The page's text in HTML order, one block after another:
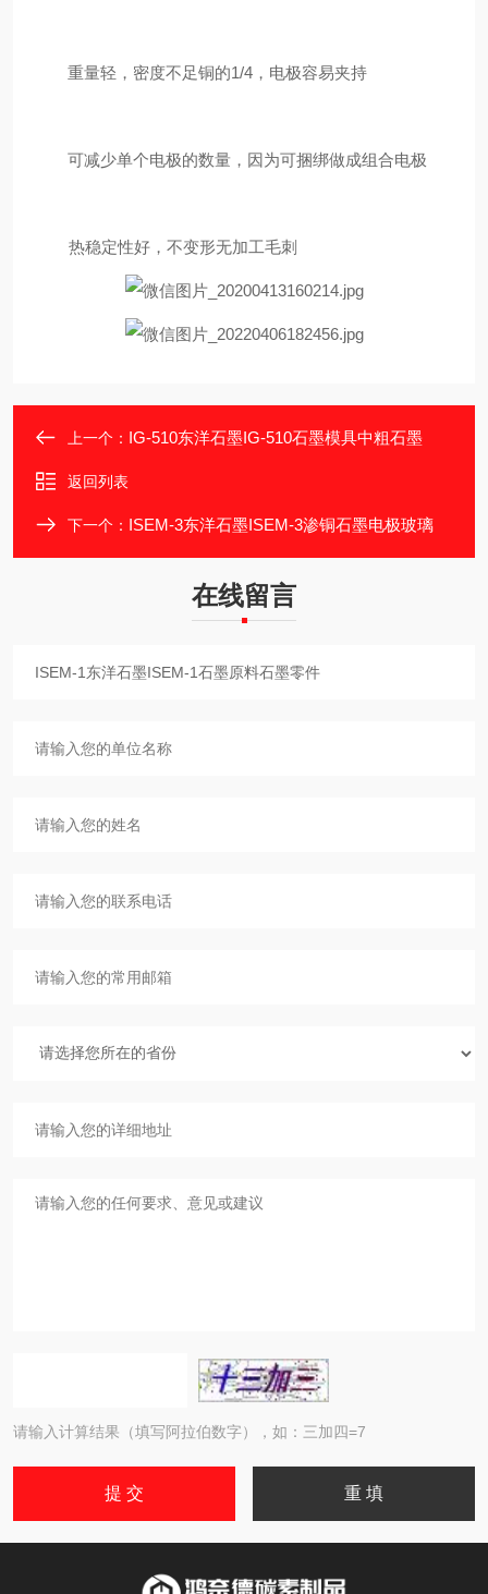
重量轻，密度不足铜的1/4，电极容易夹持
可减少单个电极的数量，因为可捆绑做成组合电极
热稳定性好，不变形无加工毛刺
上一个： IG-510东洋石墨IG-510石墨模具中粗石墨
返回列表
下一个： ISEM-3东洋石墨ISEM-3渗铜石墨电极玻璃
在线留言
请输入计算结果（填写阿拉伯数字），如：三加四=7